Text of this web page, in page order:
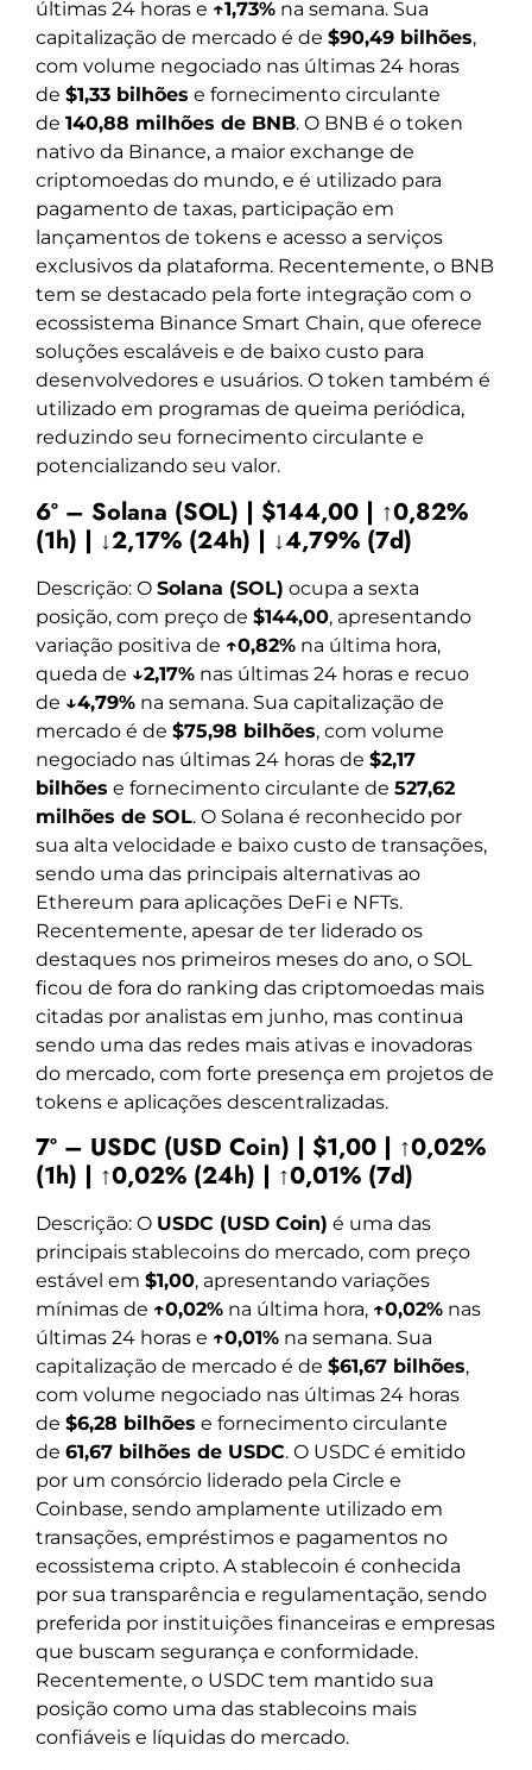
últimas 24 horas e ↑1,73% na semana. Sua
capitalização de mercado é de $90,49 bilhões,
com volume negociado nas últimas 24 horas
de $1,33 bilhões e fornecimento circulante
de 140,88 milhões de BNB. O BNB é o token
nativo da Binance, a maior exchange de
criptomoedas do mundo, e é utilizado para
pagamento de taxas, participação em
lançamentos de tokens e acesso a serviços
exclusivos da plataforma. Recentemente, o BNB
tem se destacado pela forte integração com o
ecossistema Binance Smart Chain, que oferece
soluções escaláveis e de baixo custo para
desenvolvedores e usuários. O token também é
utilizado em programas de queima periódica,
reduzindo seu fornecimento circulante e
potencializando seu valor.
6º – Solana (SOL) | $144,00 | ↑0,82%
(1h) | ↓2,17% (24h) | ↓4,79% (7d)
Descrição: O Solana (SOL) ocupa a sexta
posição, com preço de $144,00, apresentando
variação positiva de ↑0,82% na última hora,
queda de ↓2,17% nas últimas 24 horas e recuo
de ↓4,79% na semana. Sua capitalização de
mercado é de $75,98 bilhões, com volume
negociado nas últimas 24 horas de $2,17
bilhões e fornecimento circulante de 527,62
milhões de SOL. O Solana é reconhecido por
sua alta velocidade e baixo custo de transações,
sendo uma das principais alternativas ao
Ethereum para aplicações DeFi e NFTs.
Recentemente, apesar de ter liderado os
destaques nos primeiros meses do ano, o SOL
ficou de fora do ranking das criptomoedas mais
citadas por analistas em junho, mas continua
sendo uma das redes mais ativas e inovadoras
do mercado, com forte presença em projetos de
tokens e aplicações descentralizadas.
7º – USDC (USD Coin) | $1,00 | ↑0,02%
(1h) | ↑0,02% (24h) | ↑0,01% (7d)
Descrição: O USDC (USD Coin) é uma das
principais stablecoins do mercado, com preço
estável em $1,00, apresentando variações
mínimas de ↑0,02% na última hora, ↑0,02% nas
últimas 24 horas e ↑0,01% na semana. Sua
capitalização de mercado é de $61,67 bilhões,
com volume negociado nas últimas 24 horas
de $6,28 bilhões e fornecimento circulante
de 61,67 bilhões de USDC. O USDC é emitido
por um consórcio liderado pela Circle e
Coinbase, sendo amplamente utilizado em
transações, empréstimos e pagamentos no
ecossistema cripto. A stablecoin é conhecida
por sua transparência e regulamentação, sendo
preferida por instituições financeiras e empresas
que buscam segurança e conformidade.
Recentemente, o USDC tem mantido sua
posição como uma das stablecoins mais
confiáveis e líquidas do mercado.